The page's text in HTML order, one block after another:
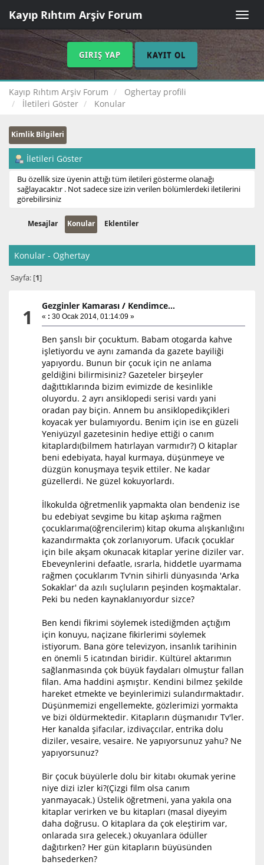
Toggle
Kayıp Rıhtım Arşiv Forum
GIRIŞ YAP KAYIT OL
Kayıp Rıhtım Arşiv Forum
Oghertay profili
İletileri Göster
Konular
Kimlik Bilgileri
İletileri Göster
Bu özellik size üyenin attığı tüm iletileri gösterme olanağı
sağlayacaktır . Not sadece size izin verilen bölümlerdeki iletilerini
görebilirsiniz
Mesajlar Konular Eklentiler
Konular - Oghertay
Sayfa: [1]
1 Gezginler Kamarası / Kendimce...
« : 30 Ocak 2014, 01:14:09 »
Ben şanslı bir çocuktum. Babam otogarda kahve
işletiyordu ve aynı zamanda da gazete bayiliği
yapıyordu. Bunun bir çocuk için ne anlama
geldiğini bilirmisiniz? Gazeteler birşeyler
dağıttıklarında bizim evimizde de kesinlikle
oluyordu. 2 ayrı ansiklopedi serisi vardı yani
oradan pay biçin. Annem bu ansiklopedikçikleri
koyacak yer bulamıyordu. Benim için ise en güzeli
Yeniyüzyıl gazetesinin hediye ettiği o canım
kitaplardı(bilmem hatırlayan varmıdır?) O kitaplar
beni edebiyata, hayal kurmaya, düşünmeye ve
düzgün konuşmaya teşvik ettiler. Ne kadar
güzellerdi. Ne güzel kokuyorlardı.
İlkokulda öğretmenlik yapmakta olan bendeniz ise
bu edebiyat sevgime bu kitap aşkıma rağmen
çocuklarıma(öğrencilerim) kitap okuma alışkanlığını
kazandırmakta çok zorlanıyorum. Ufacık çocuklar
için bile akşam okunacak kitaplar yerine diziler var.
Ebeveynlerini defaatle, ısrarla, hiddetle uyarmama
rağmen çocuklarım Tv'nin sihirli dünyasında 'Arka
Sokaklar' da azılı suçluların peşinden koşmaktalar.
Peki bu neden kaynaklanıyordur sizce?
Ben kendi fikrimi söylemek istediğmden açtığım
için konuyu, naçizane fikirlerimi söylemek
istiyorum. Bana göre televizyon, insanlık tarihinin
en önemli 5 icatından biridir. Kültürel aktarımın
sağlanmasında çok büyük faydaları olmuştur fallan
filan. Ama haddini aşmıştır. Kendini bilmez şekilde
hareket etmekte ve beyinlerimizi sulandırmaktadır.
Düşünmemizi engellemekte, gözlerimizi yormakta
ve bizi öldürmektedir. Kitapların düşmanıdır Tv'ler.
Her kanalda şifacılar, izdivaçcılar, entrika dolu
diziler, vesaire, vesaire. Ne yapıyorsunuz yahu? Ne
yapıyorsunuz?
Bir çocuk büyülerle dolu bir kitabı okumak yerine
niye dizi izler ki?(Çizgi film olsa canım
yanmayacak.) Üstelik öğretmeni, yana yakıla ona
kitaplar verirken ve bu kitapları (masal diyeyim
daha doğrusu. O kitaplara da çok eleştirim var,
onlarada sıra gelecek.) okuyanlara ödüller
dağıtırken? Her gün kitapların büyüsünden
bahsederken?